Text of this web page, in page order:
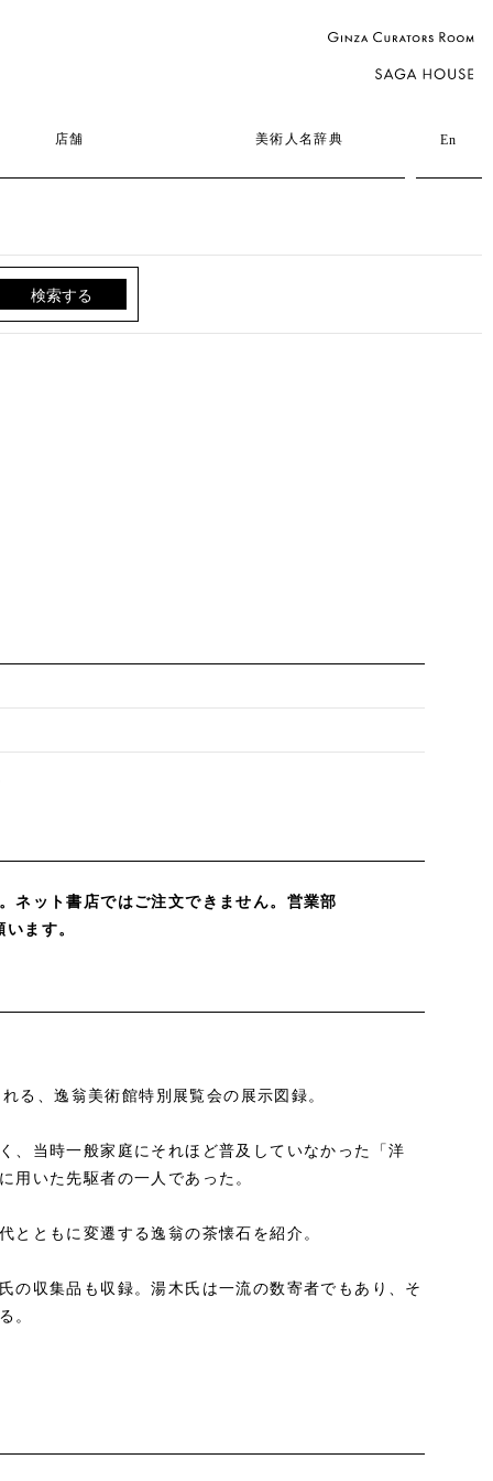
店舗 美術人名辞典 En
ネット書店ではご注文できません。営業部
ます。
る、逸翁美術館特別展覧会の展示図録。
、当時一般家庭にそれほど普及していなかった「洋
用いた先駆者の一人であった。
ともに変遷する逸翁の茶懐石を紹介。
の収集品も収録。湯木氏は一流の数寄者でもあり、そ
。